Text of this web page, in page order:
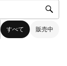
すべて 販売中